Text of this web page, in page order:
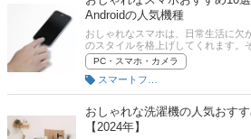
Androidの人気機種
おしゃれなスマホは、日常生活に欠
のスタイルを格上げしてくれます。
い勝手の良さも兼ね備えているから
の記事では、おしゃれなスマホの魅
アップルやサムスン、ソニー、グー
め、おしゃれなスマホを厳選！記事
ランキングもありますので、あわせ
PC・スマホ・カメラ
おしゃれな洗濯機の人気おす
【2024年】